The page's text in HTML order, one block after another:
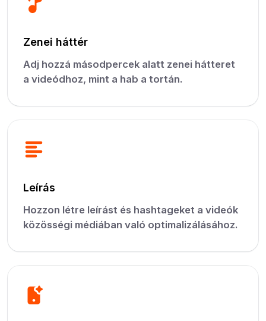
Zenei háttér
Adj hozzá másodpercek alatt zenei hátteret
a videódhoz, mint a hab a tortán.
Leírás
Hozzon létre leírást és hashtageket a videók
közösségi médiában való optimalizálásához.